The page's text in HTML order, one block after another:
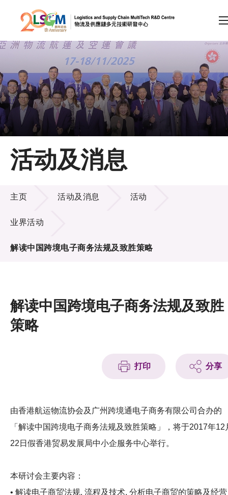
跳到内容（按回车键）
会员登录
A A EN 繁 简
主页
关于LSCM
技术商品化
项目及资助计划
活动及消息
活动及消息
主页 活动及消息 活动
业界活动
解读中国跨境电子商务法规及致胜策略
解读中国跨境电子商务法规及致胜
策略
打印 分享
由香港航运物流协会及广州跨境通电子商务有限公司合办的
「解读中国跨境电子商务法规及致胜策略」，将于2017年12
22日假香港贸易发展局中小企服务中心举行。
本研讨会主要内容：
• 解读电子商贸法规, 流程及技术, 分析电子商贸的策略及经营